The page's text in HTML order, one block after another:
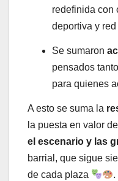
redefinida con
deportiva y
Se sumaron
pensados
para quienes
A esto se suma la
la puesta en valor del
el escenario y las
barrial, que sigue
de cada plaza
.